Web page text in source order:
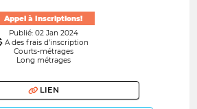
Appel à Inscriptions!
Publié: 02 Jan 2024
A des frais d’inscription
Courts-métrages
Long métrages
LIEN